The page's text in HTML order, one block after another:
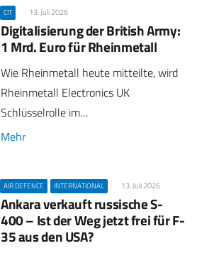
CIT 13. Juli 2026
Digitalisierung der British Army:
1 Mrd. Euro für Rheinmetall
Wie Rheinmetall heute mitteilte, wird
Rheinmetall Electronics UK
Schlüsselrolle im…
Mehr
AIR DEFENCE INTERNATIONAL 13. Juli 2026
Ankara verkauft russische S-
400 – Ist der Weg jetzt frei für F-
35 aus den USA?